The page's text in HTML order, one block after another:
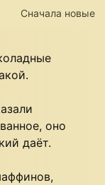
Сначала новые
оно
даёт.